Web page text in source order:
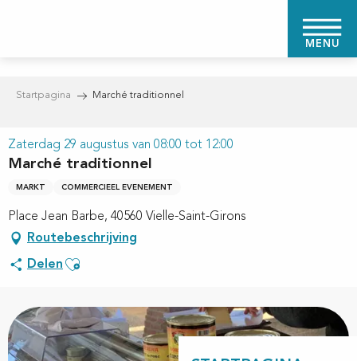
MENU
Startpagina Marché traditionnel
Zaterdag 29 augustus van 08:00 tot 12:00
Marché traditionnel
MARKT COMMERCIEEL EVENEMENT
Place Jean Barbe, 40560 Vielle-Saint-Girons
Routebeschrijving
Delen Ajouter aux favoris